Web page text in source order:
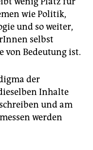
wie Politik,
und so weiter,
selbst
von Bedeutung ist.
der
Inhalte
und am
werden